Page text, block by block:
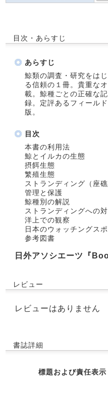
目次・あらすじ
あらすじ
鯨類の調査・研究をは
る信頼の１冊。貴重な
載。鯨種ごとの正確な
録。定評あるフィール
版。
目次
本書の利用法
鯨とイルカの生態
摂餌生態
繁殖生態
ストランディング（座礁
管理と保護
鯨種別の解説
ストランディングへの
洋上での観察
日本のウォッチングスポ
参考図書
日外アソシエーツ『
レビュー
レビューはありません
書誌詳細
標題および責任表示